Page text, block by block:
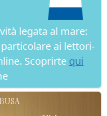
legata al mare:
ai lettori-
Scoprirte qui